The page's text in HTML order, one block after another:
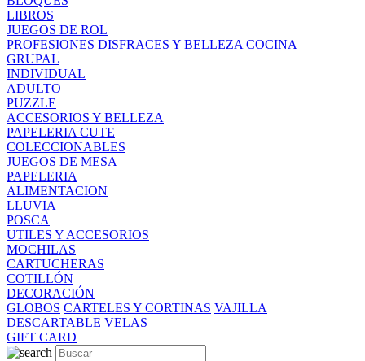
LIBROS
JUEGOS DE ROL
PROFESIONES DISFRACES Y BELLEZA COCINA
GRUPAL
INDIVIDUAL
ADULTO
PUZZLE
ACCESORIOS Y BELLEZA
PAPELERIA CUTE
COLECCIONABLES
JUEGOS DE MESA
PAPELERIA
ALIMENTACION
LLUVIA
POSCA
UTILES Y ACCESORIOS
MOCHILAS
CARTUCHERAS
COTILLÓN
DECORACIÓN
GLOBOS CARTELES Y CORTINAS VAJILLA
DESCARTABLE VELAS
GIFT CARD